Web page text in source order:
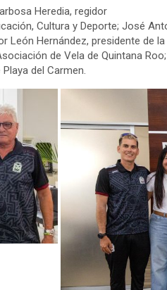
Heredia, regidor
Cultura y Deporte; José
León Hernández, presidente de
de Vela de Quintana
del Carmen.